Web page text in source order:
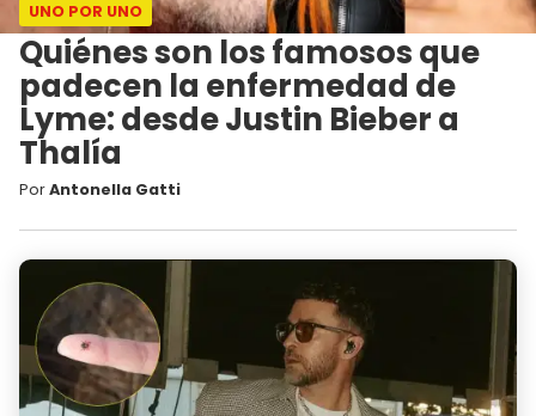
UNO POR UNO
Quiénes son los famosos que
padecen la enfermedad de
Lyme: desde Justin Bieber a
Thalía
PorAntonella Gatti